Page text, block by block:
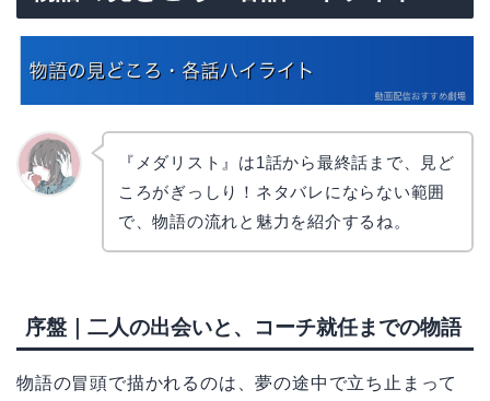
『メダリスト』は1話から最終話まで、見ど
ころがぎっしり！ネタバレにならない範囲
で、物語の流れと魅力を紹介するね。
序盤｜二人の出会いと、コーチ就任までの物語
物語の冒頭で描かれるのは、夢の途中で立ち止まって